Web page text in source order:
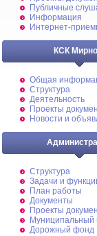
Публичные
Информация
Интернет-
КСК
Общая
Структура
Деятельность
Проекты
Новости и
Структура
Задачи и
План работы
Документы
Проекты
Муниципальный
Дорожный фонд